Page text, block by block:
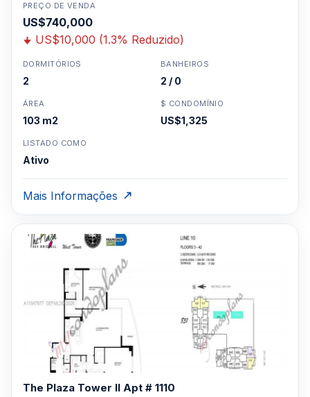
PREÇO DE VENDA
US$740,000
US$10,000 (1.3% Reduzido)
DORMITÓRIOS
2
BANHEIROS
2 / 0
ÁREA
103 m2
$ CONDOMÍNIO
US$1,325
LISTADO COMO
Ativo
Mais Informações
The Plaza Tower II Apt # 1110